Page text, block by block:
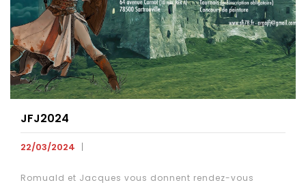
JFJ2024
22/03/2024
Romuald et Jacques vous donnent rendez-vous